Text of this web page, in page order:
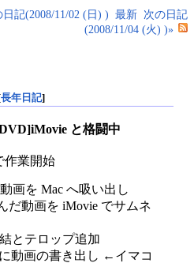
日記(2008/11/02 (日) ) 最新 次の日記
(2008/11/04 (火) )»
長年日記]
と格闘中
作業開始
画を Mac へ吸い出し
だ動画を iMovie でサムネ
とテロップ追加
動画の書き出し ←イマコ